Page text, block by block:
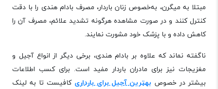
مبتلا به میگرن، به‌خصوص زنان باردار، مصرف بادام هندی را با دقت
کنترل کنند و در صورت مشاهده هرگونه تشدید علائم، مصرف آن را
کاهش داده و با پزشک خود مشورت نمایند.
ناگفته نماند که علاوه بر بادام هندی، برخی دیگر از انواع آجیل و
مغزیجات نیز برای مادران باردار مفید است. برای کسب اطلاعات
بیشتر در خصوص بهترین آجیل برای بارداری کافیست تا به لینک